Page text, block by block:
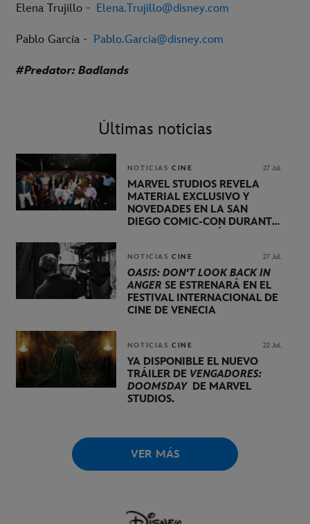
Elena Trujillo - Elena.Trujillo@disney.com
Pablo García - Pablo.Garcia@disney.com
#Predator: Badlands
Últimas noticias
NOTICIAS CINE 27 Jul.
MARVEL STUDIOS REVELA
MATERIAL EXCLUSIVO Y
NOVEDADES EN LA SAN
DIEGO COMIC-CON DURANTE
NOTICIAS CINE 27 Jul.
OASIS: DON'T LOOK BACK IN
ANGER SE ESTRENARÁ EN EL
FESTIVAL INTERNACIONAL DE
CINE DE VENECIA
NOTICIAS CINE 22 Jul.
YA DISPONIBLE EL NUEVO
TRÁILER DE VENGADORES:
DOOMSDAYDE MARVEL
STUDIOS.
VER MÁS